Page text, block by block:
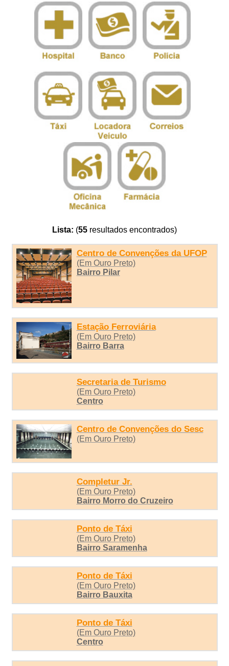
Lista: (55 resultados encontrados)
Centro de Convenções da UFOP
(Em Ouro Preto)
Bairro Pilar
Estação Ferroviária
(Em Ouro Preto)
Bairro Barra
Secretaria de Turismo
(Em Ouro Preto)
Centro
Centro de Convenções do Sesc
(Em Ouro Preto)
Completur Jr.
(Em Ouro Preto)
Bairro Morro do Cruzeiro
Ponto de Táxi
(Em Ouro Preto)
Bairro Saramenha
Ponto de Táxi
(Em Ouro Preto)
Bairro Bauxita
Ponto de Táxi
(Em Ouro Preto)
Centro